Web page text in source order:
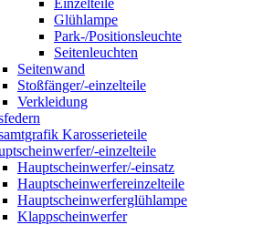
Einzelteile
Glühlampe
Park-/Positionsleuchte
Seitenleuchten
Seitenwand
Stoßfänger/-einzelteile
Verkleidung
Karosserieteile
einzelteile
Hauptscheinwerfer/-einsatz
Hauptscheinwerfereinzelteile
Hauptscheinwerferglühlampe
Klappscheinwerfer